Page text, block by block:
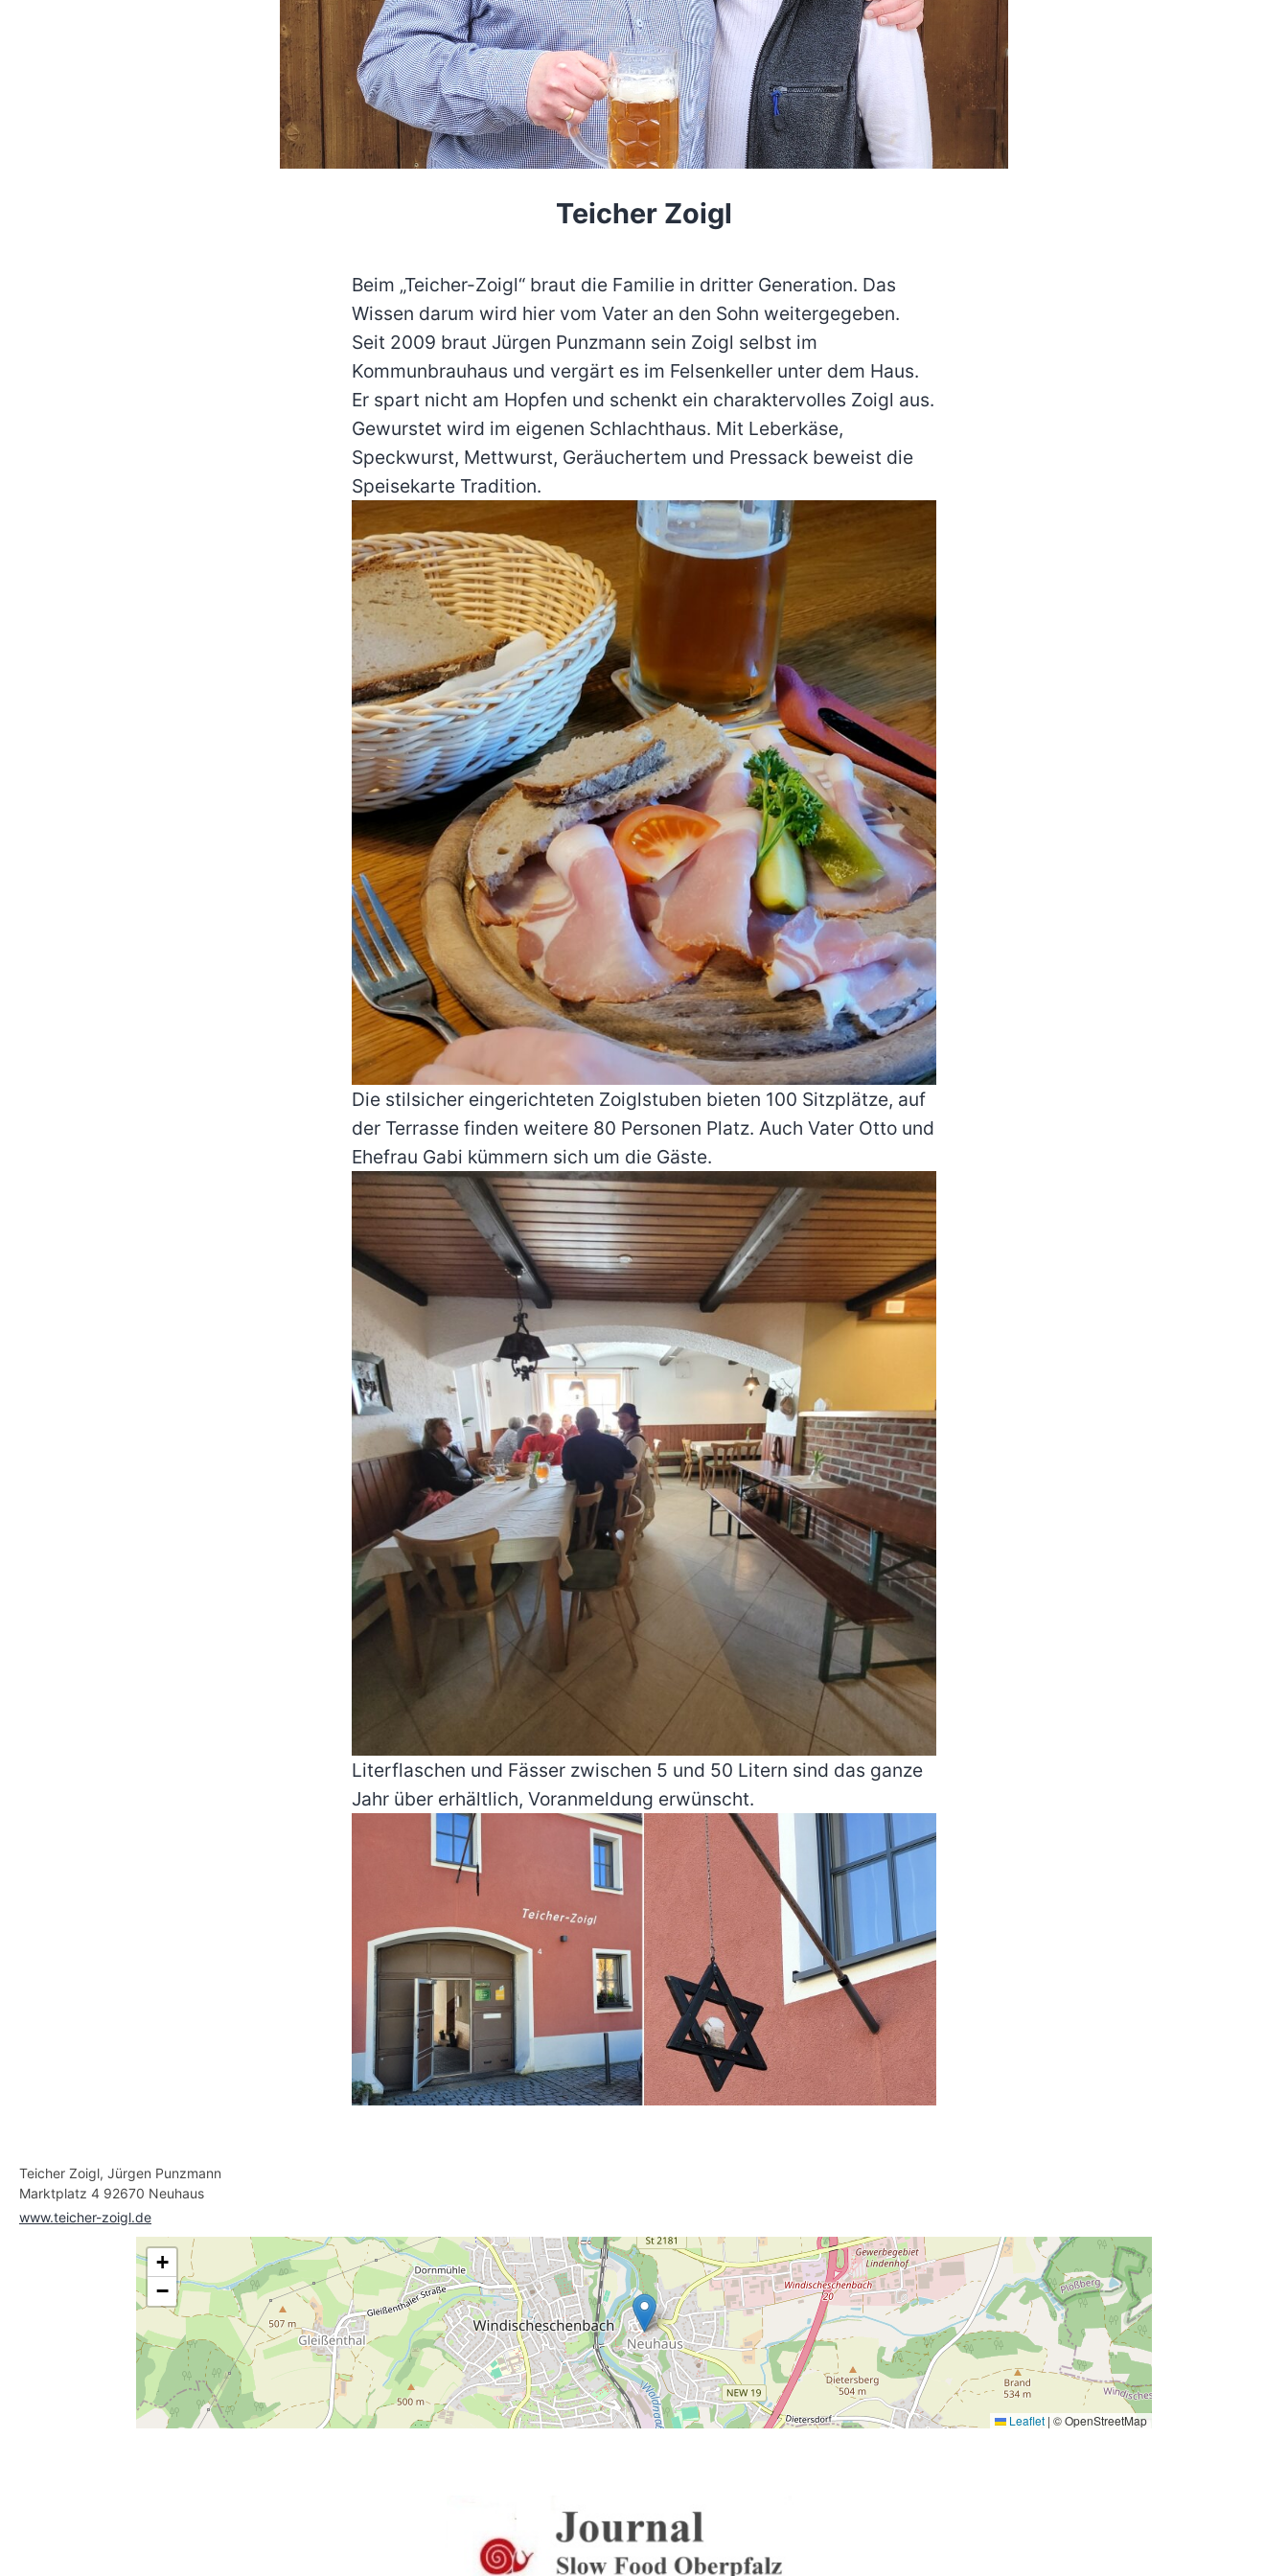
Teicher Zoigl
Beim „Teicher-Zoigl“ braut die Familie in dritter Generation. Das
Wissen darum wird hier vom Vater an den Sohn weitergegeben.
Seit 2009 braut Jürgen Punzmann sein Zoigl selbst im
Kommunbrauhaus und vergärt es im Felsenkeller unter dem Haus.
Er spart nicht am Hopfen und schenkt ein charaktervolles Zoigl aus.
Gewurstet wird im eigenen Schlachthaus. Mit Leberkäse,
Speckwurst, Mettwurst, Geräuchertem und Pressack beweist die
Speisekarte Tradition.
Die stilsicher eingerichteten Zoiglstuben bieten 100 Sitzplätze, auf
der Terrasse finden weitere 80 Personen Platz. Auch Vater Otto und
Ehefrau Gabi kümmern sich um die Gäste.
Literflaschen und Fässer zwischen 5 und 50 Litern sind das ganze
Jahr über erhältlich, Voranmeldung erwünscht.
Teicher Zoigl, Jürgen Punzmann
Marktplatz 4 92670 Neuhaus
www.teicher-zoigl.de
+
−
Leaflet | © OpenStreetMap